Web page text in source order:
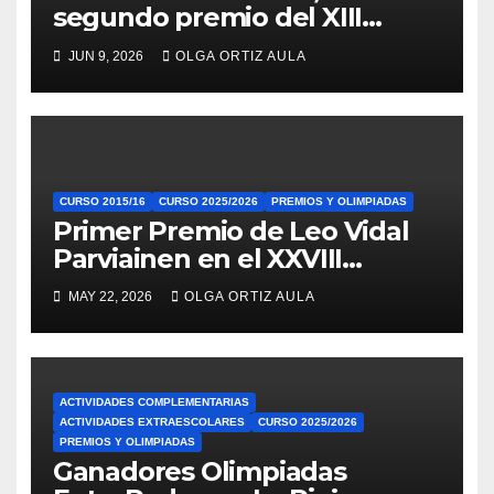
segundo premio del XIII
Premio Científico-Literario
JUN 9, 2026 OLGA ORTIZ AULA
CURSO 2015/16 CURSO 2025/2026 PREMIOS Y OLIMPIADAS
Primer Premio de Leo Vidal
Parviainen en el XXVIII
Concurso de Primavera de
Matemáticas
MAY 22, 2026 OLGA ORTIZ AULA
ACTIVIDADES COMPLEMENTARIAS
ACTIVIDADES EXTRAESCOLARES
CURSO 2025/2026
PREMIOS Y OLIMPIADAS
Ganadores Olimpiadas